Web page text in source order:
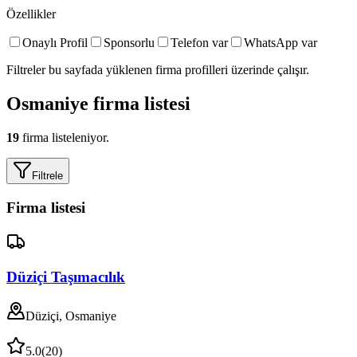
Özellikler
Onaylı Profil Sponsorlu Telefon var
WhatsApp var
Filtreler bu sayfada yüklenen firma profilleri üzerinde çalışır.
Osmaniye firma listesi
19 firma listeleniyor.
Filtrele
Firma listesi
Düziçi Taşımacılık
Düziçi, Osmaniye
5.0(20)